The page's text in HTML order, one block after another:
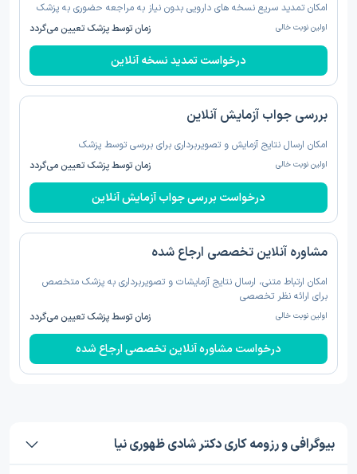
امکان تمدید سریع نسخه های دارویی بدون نیاز به مراجعه حضوری به پزشک
اولین نوبت خالی زمان توسط پزشک تعیین می‌گردد
درخواست تمدید نسخه‌ آنلاین
بررسی جواب آزمایش آنلاین
امکان ارسال نتایج آزمایش و تصویربرداری برای بررسی توسط پزشک
اولین نوبت خالی زمان توسط پزشک تعیین می‌گردد
درخواست بررسی جواب آزمایش آنلاین
مشاوره آنلاین تخصصی ارجاع شده
امکان ارتباط متنی، ارسال نتایج آزمایشات و تصویربرداری به پزشک متخصص
برای ارائه نظر تخصصی
اولین نوبت خالی زمان توسط پزشک تعیین می‌گردد
درخواست مشاوره آنلاین تخصصی ارجاع شده
بیوگرافی و رزومه کاری دکتر شادی ظهوری نیا